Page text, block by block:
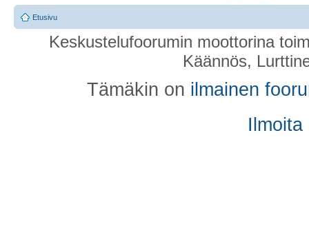
Etusivu
Keskustelufoorumin moottorina
Käännös,
Tämäkin on ilmainen